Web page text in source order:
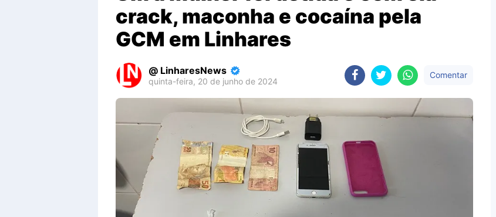
crack, maconha e cocaína pela
GCM em Linhares
LinharesNews
quinta-feira, 20 de junho de 2024
Comentar
Premium
Raushan
Shroff
Templates